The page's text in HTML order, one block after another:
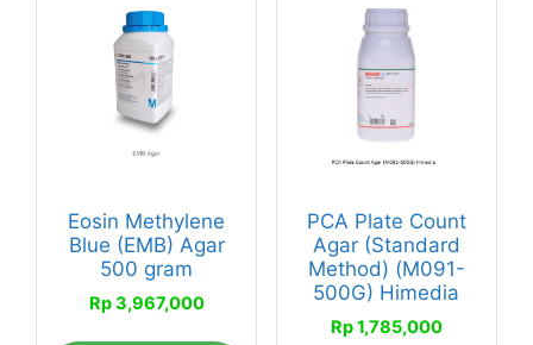
Eosin Methylene
Blue (EMB) Agar
500 gram
Rp3,967,000
PCA Plate Count
Agar (Standard
Method) (M091-
500G) Himedia
Rp1,785,000